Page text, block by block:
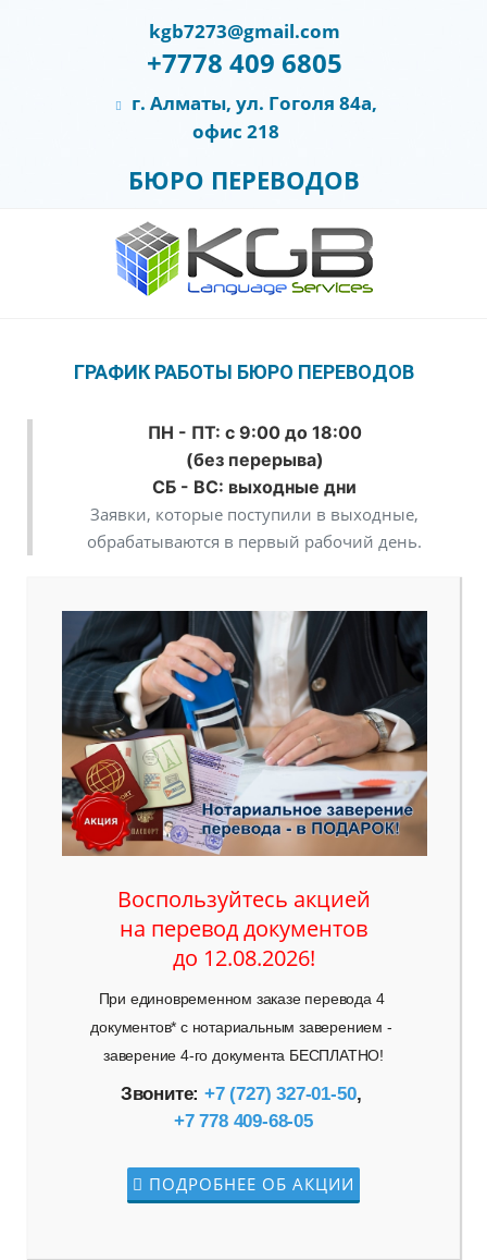
kgb7273@gmail.com
+7778 409 6805
г. Алматы, ул. Гоголя 84а,
офис 218
БЮРО ПЕРЕВОДОВ
ГРАФИК РАБОТЫ БЮРО ПЕРЕВОДОВ
ПН - ПТ: с 9:00 до 18:00
(без перерыва)
СБ - ВС: выходные дни
Заявки, которые поступили в выходные,
обрабатываются в первый рабочий день.
Воспользуйтесь акцией
на перевод документов
до 12.08.2026!
При единовременном заказе перевода 4
документов* с нотариальным заверением -
заверение 4-го документа БЕСПЛАТНО!
Звоните: +7 (727) 327-01-50,
+7 778 409-68-05
ПОДРОБНЕЕ ОБ АКЦИИ